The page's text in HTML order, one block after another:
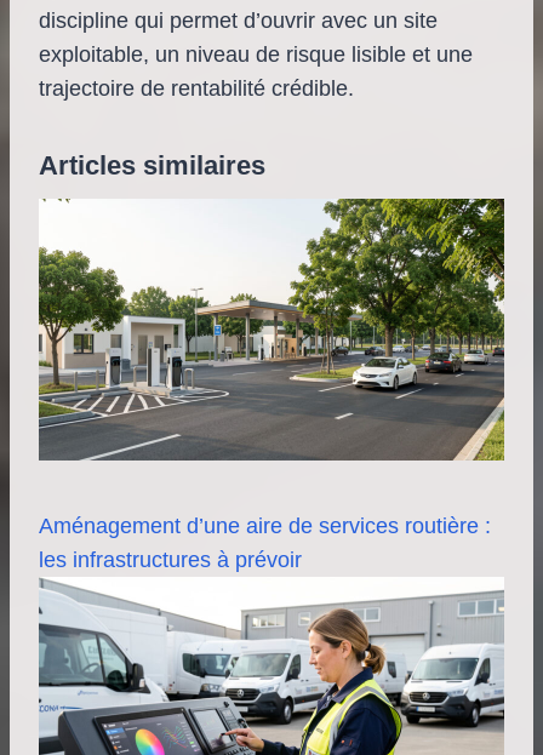
discipline qui permet d’ouvrir avec un site
exploitable, un niveau de risque lisible et une
trajectoire de rentabilité crédible.
Articles similaires
Aménagement d’une aire de services routière :
les infrastructures à prévoir